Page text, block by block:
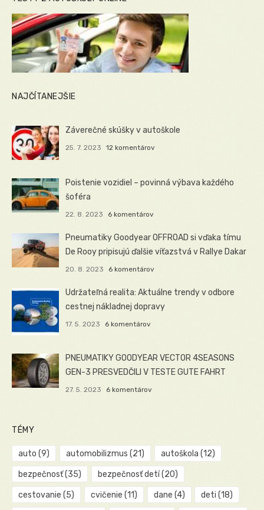
NAJČÍTANEJŠIE
Záverečné skúšky v autoškole
25. 7. 2023 12 komentárov
Poistenie vozidiel – povinná výbava každého
šoféra
22. 8. 2023 6 komentárov
Pneumatiky Goodyear OFFROAD si vďaka tímu
De Rooy pripisujú ďalšie víťazstvá v Rallye Dakar
20. 8. 2023 6 komentárov
Udržateľná realita: Aktuálne trendy v odbore
cestnej nákladnej dopravy
17. 5. 2023 6 komentárov
PNEUMATIKY GOODYEAR VECTOR 4SEASONS
GEN-3 PRESVEDČILI V TESTE GUTE FAHRT
27. 5. 2023 6 komentárov
TÉMY
auto (9) automobilizmus (21) autoškola (12)
bezpečnosť(35) bezpečnosť detí(20)
cestovanie (5) cvičenie (11) dane (4) deti (18)